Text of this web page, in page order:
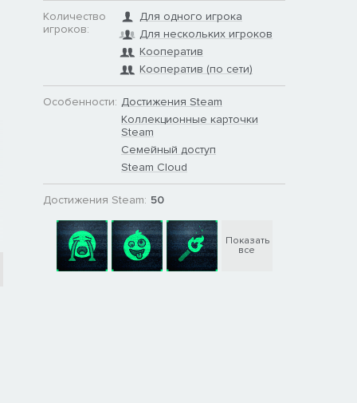
Количество
игроков:
Для одного игрока
Для нескольких игроков
Кооператив
Кооператив (по сети)
Особенности: Достижения Steam
Коллекционные карточки
Steam
Семейный доступ
Steam Cloud
Достижения Steam: 50
Показать
все